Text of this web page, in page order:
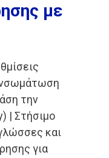
με
την
| Στήσιμο
και
για